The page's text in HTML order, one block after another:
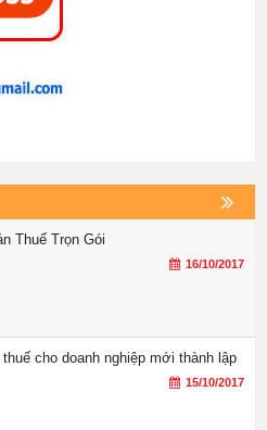
Thuế Trọn Gói
16/10/2017
cho doanh nghiệp mới thành lập
15/10/2017